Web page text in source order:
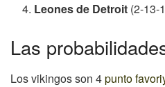
Leones de Detroit (2-13-
Las
Los vikingos son 4punto